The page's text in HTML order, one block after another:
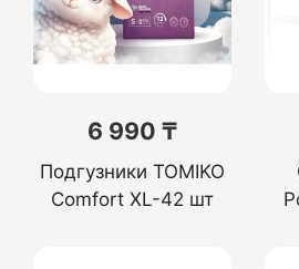
6 990 ₸
Подгузники TOMIKO
Comfort XL-42 шт